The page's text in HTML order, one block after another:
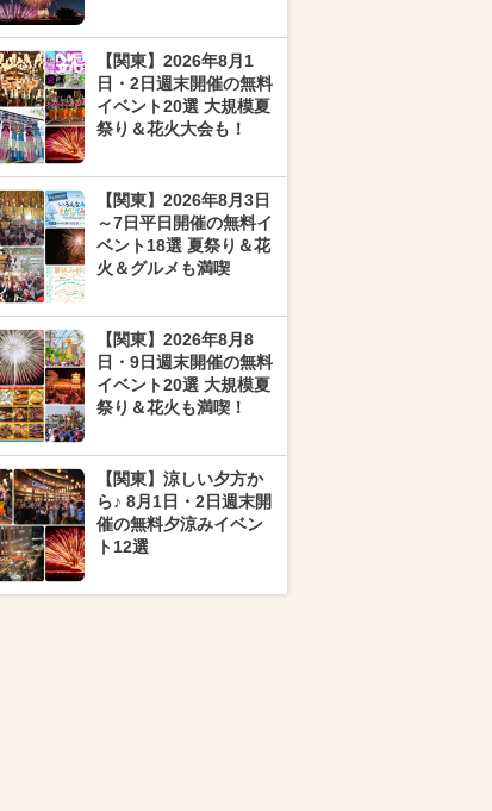
【関東】2026年8月1
日・2日週末開催の無料
イベント20選 大規模夏
祭り＆花火大会も！
【関東】2026年8月3日
～7日平日開催の無料イ
ベント18選 夏祭り＆花
火＆グルメも満喫
【関東】2026年8月8
日・9日週末開催の無料
イベント20選 大規模夏
祭り＆花火も満喫！
【関東】涼しい夕方か
ら♪ 8月1日・2日週末開
催の無料夕涼みイベン
ト12選